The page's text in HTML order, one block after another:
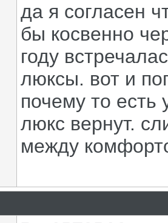
да я согласен
бы косвенно
году
люксы. вот и
почему то
люкс вернут.
между